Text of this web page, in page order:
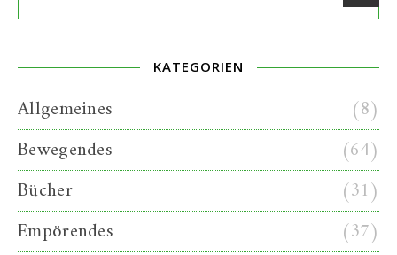
KATEGORIEN
Allgemeines
(8)
Bewegendes
(64)
Bücher
(31)
Empörendes
(37)